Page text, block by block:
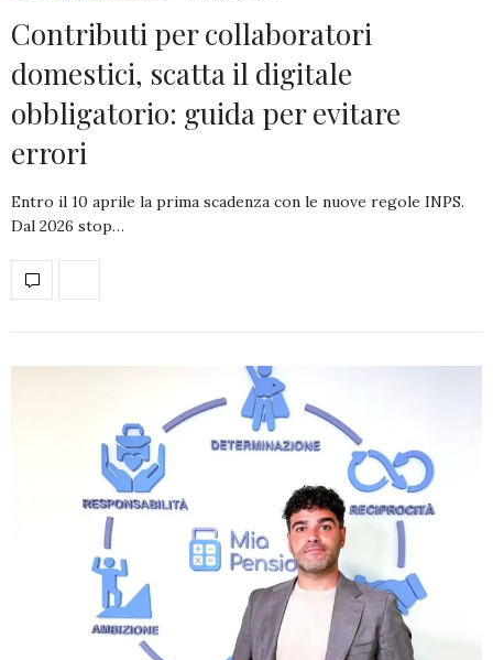
Contributi per collaboratori
domestici, scatta il digitale
obbligatorio: guida per evitare
errori
Entro il 10 aprile la prima scadenza con le nuove regole INPS.
Dal 2026 stop…